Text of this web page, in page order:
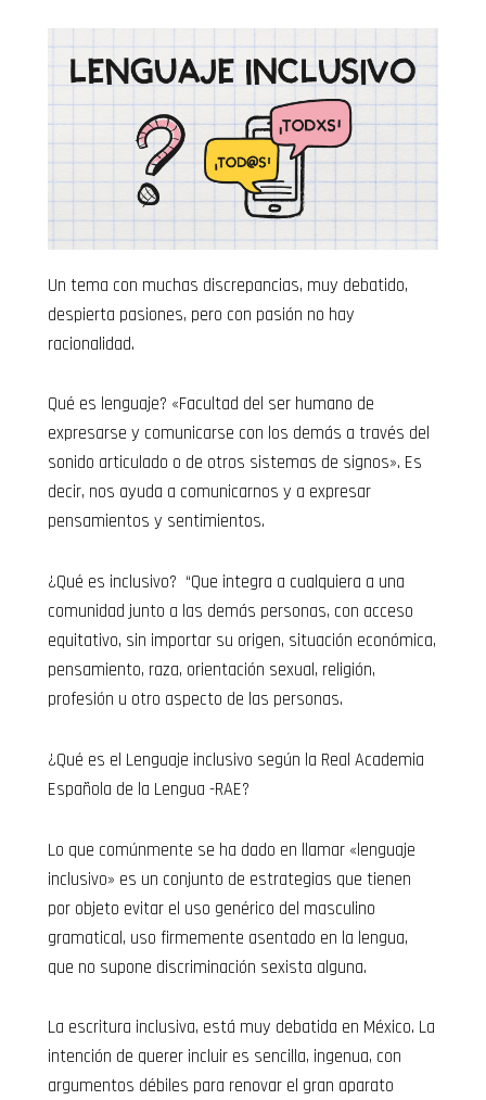
Un tema con muchas discrepancias, muy debatido,
despierta pasiones, pero con pasión no hay
racionalidad.
Qué es lenguaje? «Facultad del ser humano de
expresarse y comunicarse con los demás a través del
sonido articulado o de otros sistemas de signos». Es
decir, nos ayuda a comunicarnos y a expresar
pensamientos y sentimientos.
¿Qué es inclusivo? “Que integra a cualquiera a una
comunidad junto a las demás personas, con acceso
equitativo, sin importar su origen, situación económica,
pensamiento, raza, orientación sexual, religión,
profesión u otro aspecto de las personas.
¿Qué es el Lenguaje inclusivo según la Real Academia
Española de la Lengua -RAE?
Lo que comúnmente se ha dado en llamar «lenguaje
inclusivo» es un conjunto de estrategias que tienen
por objeto evitar el uso genérico del masculino
gramatical, uso firmemente asentado en la lengua,
que no supone discriminación sexista alguna.
La escritura inclusiva, está muy debatida en México. La
intención de querer incluir es sencilla, ingenua, con
argumentos débiles para renovar el gran aparato